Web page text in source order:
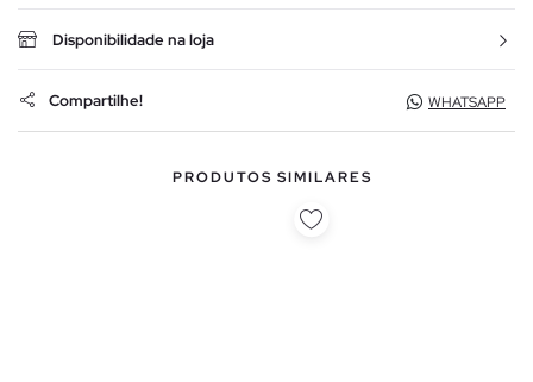
Disponibilidade na loja
Compartilhe! WHATSAPP
PRODUTOS SIMILARES